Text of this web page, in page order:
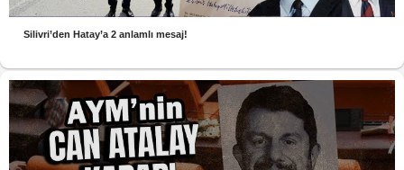
Silivri’den Hatay’a 2 anlamlı mesaj!